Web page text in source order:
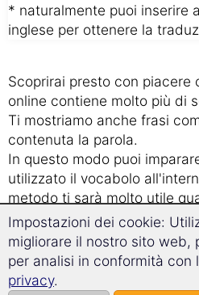
* naturalmente puoi inserire
inglese per ottenere la
Scoprirai presto con piacere
online contiene molto più di
Ti mostriamo anche frasi
contenuta la parola.
In questo modo puoi
utilizzato il vocabolo
metodo ti sarà molto utile
elaborare una traduzione in
I nostri 3 migliori
nuovi vocaboli in
Impostazioni dei cookie:
migliorare il nostro sito web,
per analisi in conformità con
privacy.